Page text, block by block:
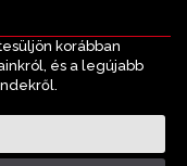
korábban
és a legújabb